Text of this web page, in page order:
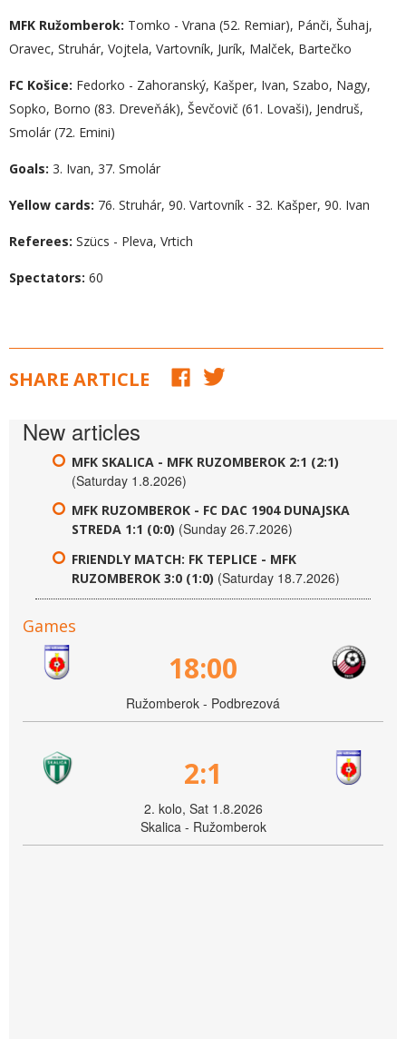
MFK Ružomberok: Tomko - Vrana (52. Remiar), Pánči, Šuhaj,
Oravec, Struhár, Vojtela, Vartovník, Jurík, Malček, Bartečko
FC Košice: Fedorko - Zahoranský, Kašper, Ivan, Szabo, Nagy,
Sopko, Borno (83. Dreveňák), Ševčovič (61. Lovaši), Jendruš,
Smolár (72. Emini)
Goals: 3. Ivan, 37. Smolár
Yellow cards: 76. Struhár, 90. Vartovník - 32. Kašper, 90. Ivan
Referees: Szücs - Pleva, Vrtich
Spectators: 60
SHARE ARTICLE
New articles
MFK SKALICA - MFK RUZOMBEROK 2:1 (2:1)
(Saturday 1.8.2026)
MFK RUZOMBEROK - FC DAC 1904 DUNAJSKA
STREDA 1:1 (0:0) (Sunday 26.7.2026)
FRIENDLY MATCH: FK TEPLICE - MFK
RUZOMBEROK 3:0 (1:0) (Saturday 18.7.2026)
Games
18:00
Ružomberok - Podbrezová
2:1
2. kolo, Sat 1.8.2026
Skalica - Ružomberok